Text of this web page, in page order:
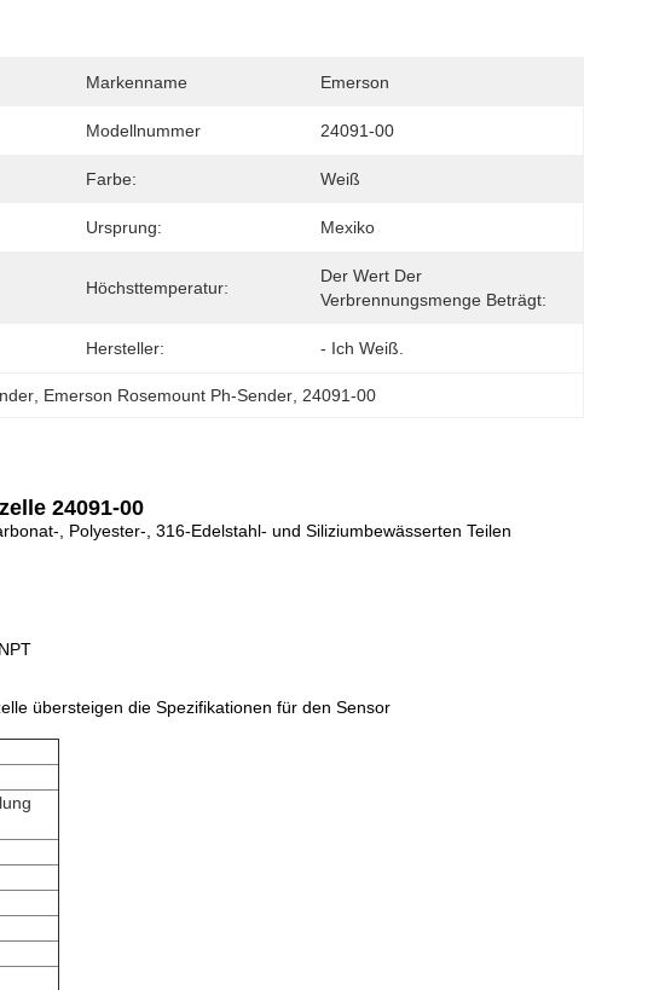
Markenname Emerson
Modellnummer 24091-00
Farbe: Weiß
Ursprung: Mexiko
Höchsttemperatur:
Der Wert Der
Verbrennungsmenge Beträgt:
Hersteller: - Ich Weiß.
Emerson Rosemount Ph-Sender 24091-00
24091-00
, Polyester-, 316-Edelstahl- und Siliziumbewässerten Teilen
übersteigen die Spezifikationen für den Sensor